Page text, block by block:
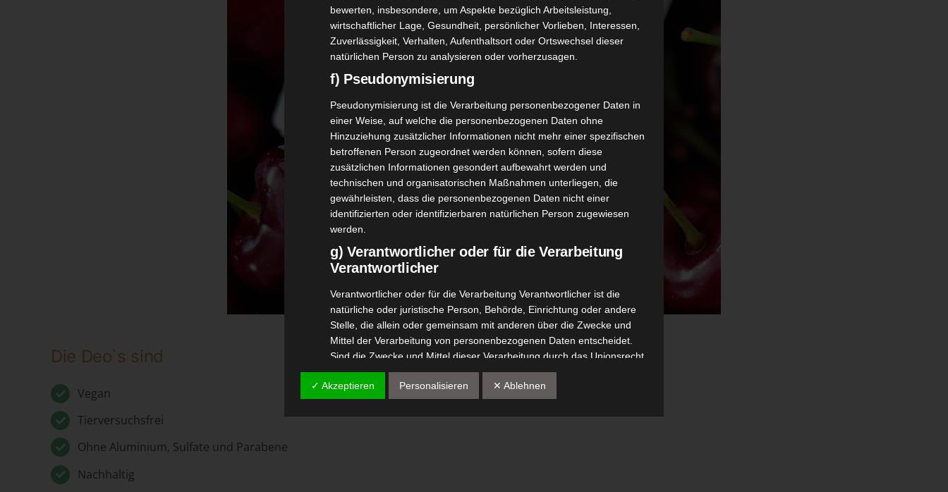
Die Deo`s sind
Vegan
Tierversuchsfrei
Ohne Aluminium, Sulfate und Parabene
Nachhaltig
bewerten, insbesondere, um Aspekte bezüglich Arbeitsleistung,
wirtschaftlicher Lage, Gesundheit, persönlicher Vorlieben, Interessen,
Zuverlässigkeit, Verhalten, Aufenthaltsort oder Ortswechsel dieser
natürlichen Person zu analysieren oder vorherzusagen.
f) Pseudonymisierung
Pseudonymisierung ist die Verarbeitung personenbezogener Daten in
einer Weise, auf welche die personenbezogenen Daten ohne
Hinzuziehung zusätzlicher Informationen nicht mehr einer spezifischen
betroffenen Person zugeordnet werden können, sofern diese
zusätzlichen Informationen gesondert aufbewahrt werden und
technischen und organisatorischen Maßnahmen unterliegen, die
gewährleisten, dass die personenbezogenen Daten nicht einer
identifizierten oder identifizierbaren natürlichen Person zugewiesen
werden.
g) Verantwortlicher oder für die Verarbeitung
Verantwortlicher
Verantwortlicher oder für die Verarbeitung Verantwortlicher ist die
natürliche oder juristische Person, Behörde, Einrichtung oder andere
Stelle, die allein oder gemeinsam mit anderen über die Zwecke und
Mittel der Verarbeitung von personenbezogenen Daten entscheidet.
Sind die Zwecke und Mittel dieser Verarbeitung durch das Unionsrecht
oder das Recht der Mitgliedstaaten vorgegeben, so kann der
Verantwortliche beziehungsweise können die bestimmten Kriterien
seiner Benennung nach dem Unionsrecht oder dem Recht der
✓ Akzeptieren Personalisieren ✕ Ablehnen